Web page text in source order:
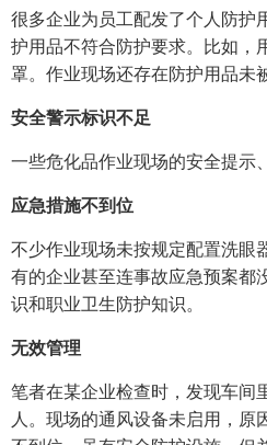
很多企业为员工配发了个人防护
护用品不符合防护要求。比如，
罩。作业现场还存在防护用品未
安全警示标识不足
一些危化品作业现场的安全提示
应急措施不到位
不少作业现场未按规定配置洗眼
有的企业甚至连事故应急预案都
识和职业卫生防护知识。
无效管理
笔者在某企业检查时，发现车间
人。现场的通风设备未启用，原